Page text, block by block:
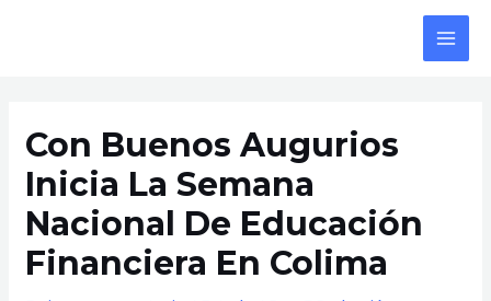
Con Buenos Augurios
Inicia La Semana
Nacional De Educación
Financiera En Colima